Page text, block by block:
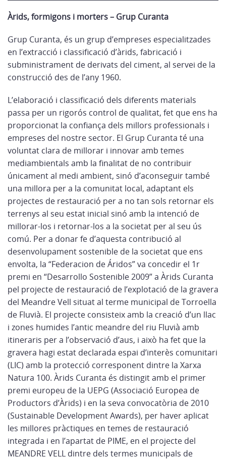
Àrids, formigons i morters – Grup Curanta
Grup Curanta, és un grup d’empreses especialitzades
en l’extracció i classificació d’àrids, fabricació i
subministrament de derivats del ciment, al servei de la
construcció des de l’any 1960.
L’elaboració i classificació dels diferents materials
passa per un rigorós control de qualitat, fet que ens ha
proporcionat la confiança dels millors professionals i
empreses del nostre sector. El Grup Curanta té una
voluntat clara de millorar i innovar amb temes
mediambientals amb la finalitat de no contribuir
únicament al medi ambient, sinó d’aconseguir també
una millora per a la comunitat local, adaptant els
projectes de restauració per a no tan sols retornar els
terrenys al seu estat inicial sinó amb la intenció de
millorar-los i retornar-los a la societat per al seu ús
comú. Per a donar fe d’aquesta contribució al
desenvolupament sostenible de la societat que ens
envolta, la “Federacion de Áridos” va concedir el 1r
premi en “Desarrollo Sostenible 2009” a Àrids Curanta
pel projecte de restauració de l’explotació de la gravera
del Meandre Vell situat al terme municipal de Torroella
de Fluvià. El projecte consisteix amb la creació d’un llac
i zones humides l’antic meandre del riu Fluvià amb
itineraris per a l’observació d’aus, i això ha fet que la
gravera hagi estat declarada espai d’interès comunitari
(LIC) amb la protecció corresponent dintre la Xarxa
Natura 100. Àrids Curanta és distingit amb el primer
premi europeu de la UEPG (Associació Europea de
Productors d’Àrids) i en la seva convocatòria de 2010
(Sustainable Development Awards), per haver aplicat
les millores pràctiques en temes de restauració
integrada i en l’apartat de PIME, en el projecte del
MEANDRE VELL dintre dels termes municipals de